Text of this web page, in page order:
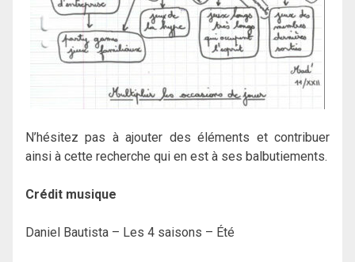
N’hésitez pas à ajouter des éléments et contribuer
ainsi à cette recherche qui en est à ses balbutiements.
Crédit musique
Daniel Bautista – Les 4 saisons – Été